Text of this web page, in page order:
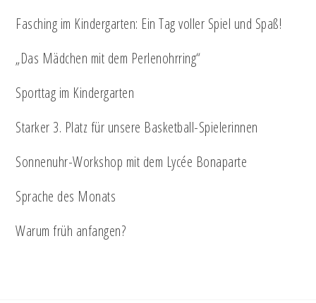
Fasching im Kindergarten: Ein Tag voller Spiel und Spaß!
„Das Mädchen mit dem Perlenohrring“
Sporttag im Kindergarten
Starker 3. Platz für unsere Basketball-Spielerinnen
Sonnenuhr-Workshop mit dem Lycée Bonaparte
Sprache des Monats
Warum früh anfangen?